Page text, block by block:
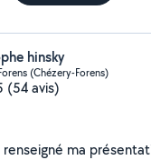
hinsky
(Chézery-Forens)
(54 avis)
Je n'ai pas encore renseigné ma